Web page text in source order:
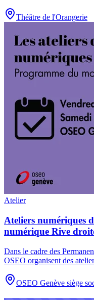
Théâtre de l'Orangerie
Atelier
Ateliers numériques
numérique Rive
Dans le cadre des
OSEO organisent des
OSEO Genève siège